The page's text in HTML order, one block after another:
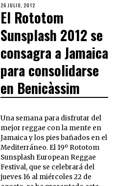
26 JULIO, 2012
El Rototom
Sunsplash 2012 se
consagra a Jamaica
para consolidarse
en Benicàssim
Una semana para disfrutar del
mejor reggae con la mente en
Jamaica y los pies bañados en el
Mediterráneo. El 19º Rototom
Sunsplash European Reggae
Festival, que se celebrará del
jueves 16 al miércoles 22 de